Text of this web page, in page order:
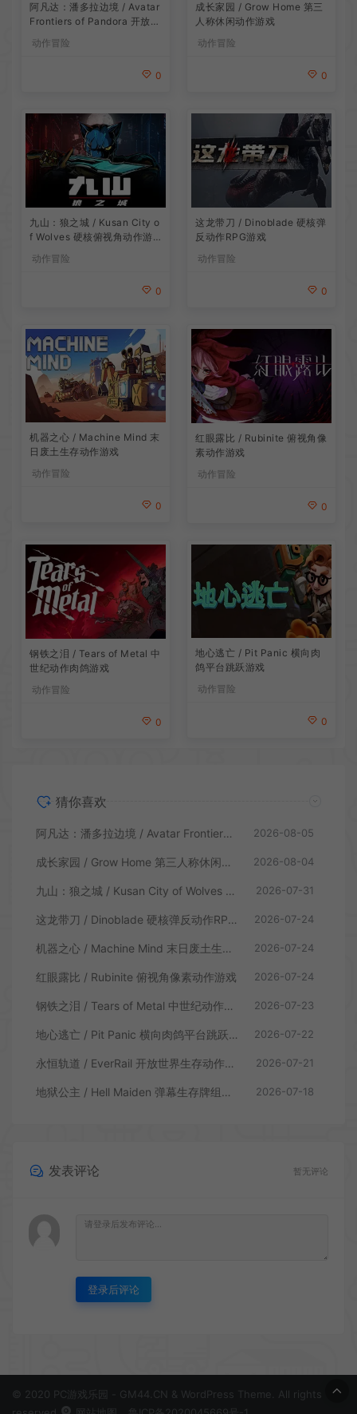
阿凡达：潘多拉边境 / Avatar
Frontiers of Pandora 开放世
动作冒险
0
成长家园 / Grow Home 第三
人称休闲动作游戏
动作冒险
0
九山：狼之城 / Kusan City o
f Wolves 硬核俯视角动作游
动作冒险
0
这龙带刀 / Dinoblade 硬核弹
反动作RPG游戏
动作冒险
0
机器之心 / Machine Mind 末
日废土生存动作游戏
动作冒险
0
红眼露比 / Rubinite 俯视角像
素动作游戏
动作冒险
0
钢铁之泪 / Tears of Metal 中
世纪动作肉鸽游戏
动作冒险
0
地心逃亡 / Pit Panic 横向肉
鸽平台跳跃游戏
动作冒险
0
猜你喜欢
阿凡达：潘多拉边境 / Avatar Frontiers of Pandora 开放世界冒险游戏 2026-08-05
成长家园 / Grow Home 第三人称休闲动作游戏 2026-08-04
九山：狼之城 / Kusan City of Wolves 硬核俯视角动作游戏 2026-07-31
这龙带刀 / Dinoblade 硬核弹反动作RPG游戏 2026-07-24
机器之心 / Machine Mind 末日废土生存动作游戏 2026-07-24
红眼露比 / Rubinite 俯视角像素动作游戏 2026-07-24
钢铁之泪 / Tears of Metal 中世纪动作肉鸽游戏 2026-07-23
地心逃亡 / Pit Panic 横向肉鸽平台跳跃游戏 2026-07-22
永恒轨道 / EverRail 开放世界生存动作游戏 2026-07-21
地狱公主 / Hell Maiden 弹幕生存牌组动作游戏 2026-07-18
发表评论 暂无评论
登录后评论
© 2020 PC游戏乐园 - GM44.CN & WordPress Theme. All rights